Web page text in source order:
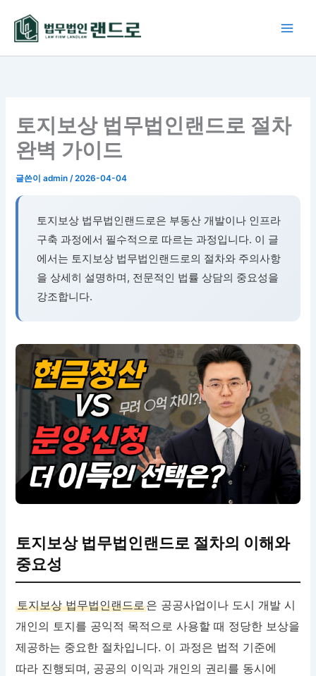
로
토지보상 법무법인랜드로 절차
완벽 가이드
글쓴이admin/2026-04-04
토지보상 법무법인랜드로은 부동산 개발이나 인프라
구축 과정에서 필수적으로 따르는 과정입니다. 이 글
에서는 토지보상 법무법인랜드로의 절차와 주의사항
을 상세히 설명하며, 전문적인 법률 상담의 중요성을
강조합니다.
토지보상 법무법인랜드로 절차의 이해와
중요성
토지보상 법무법인랜드로은 공공사업이나 도시 개발 시
개인의 토지를 공익적 목적으로 사용할 때 정당한 보상을
제공하는 중요한 절차입니다. 이 과정은 법적 기준에
따라 진행되며, 공공의 이익과 개인의 권리를 동시에